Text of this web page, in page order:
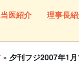
医紹介 理事長
» 夕刊フジ2007年1